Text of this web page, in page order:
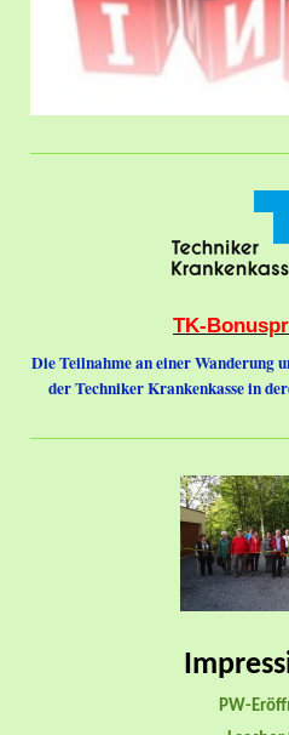
TK-
Die Teilnahme an einer Wanderung
der Techniker Krankenkasse in
PW-